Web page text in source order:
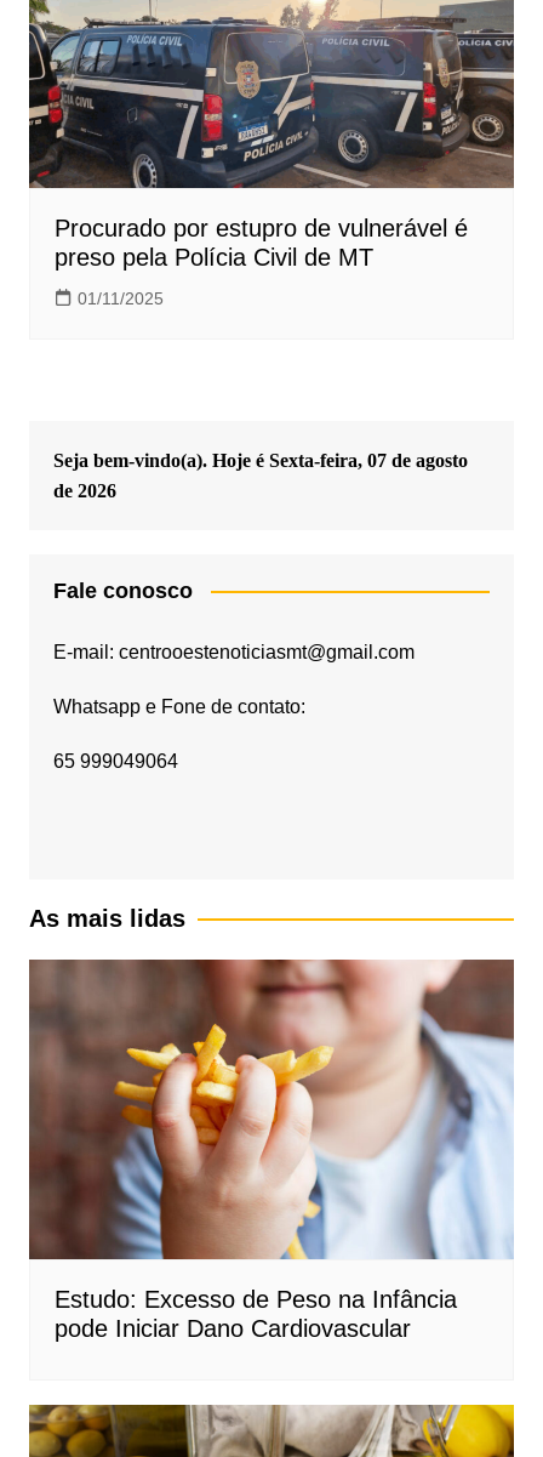
Procurado por estupro de vulnerável é
preso pela Polícia Civil de MT
01/11/2025
Seja bem-vindo(a). Hoje é Sexta-feira, 07 de agosto
de 2026
Fale conosco
E-mail: centrooestenoticiasmt@gmail.com
Whatsapp e Fone de contato:
65 999049064
As mais lidas
Estudo: Excesso de Peso na Infância
pode Iniciar Dano Cardiovascular